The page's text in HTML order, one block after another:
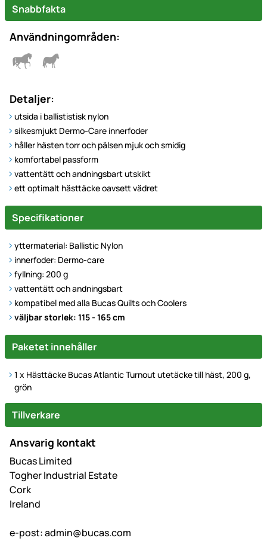
Snabbfakta
Användningområden:
Detaljer:
utsida i ballististisk nylon
silkesmjukt Dermo-Care innerfoder
håller hästen torr och pälsen mjuk och smidig
komfortabel passform
vattentätt och andningsbart utskikt
ett optimalt hästtäcke oavsett vädret
Specifikationer
yttermaterial: Ballistic Nylon
innerfoder: Dermo-care
fyllning: 200 g
vattentätt och andningsbart
kompatibel med alla Bucas Quilts och Coolers
väljbar storlek: 115 - 165 cm
Paketet innehåller
1 x Hästtäcke Bucas Atlantic Turnout utetäcke till häst, 200 g,
grön
Tillverkare
Ansvarig kontakt
Bucas Limited
Togher Industrial Estate
Cork
Ireland
e-post:admin@bucas.com